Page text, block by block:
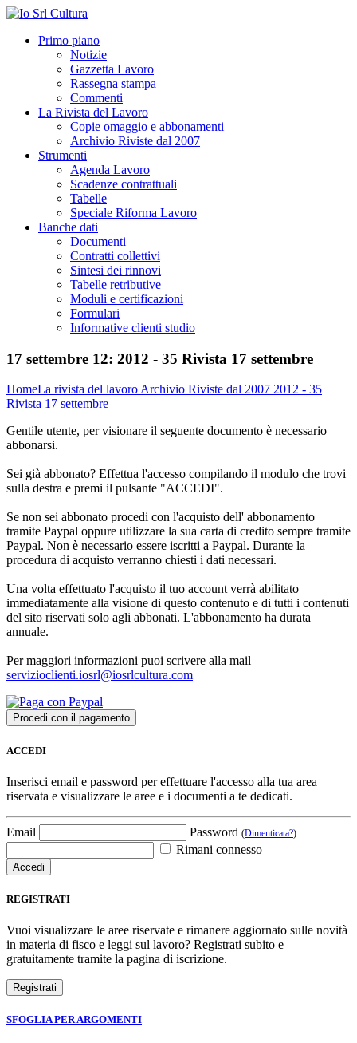
Primo piano
Notizie
Gazzetta Lavoro
Rassegna stampa
Commenti
La Rivista del Lavoro
Copie omaggio e abbonamenti
Archivio Riviste dal 2007
Strumenti
Agenda Lavoro
Scadenze contrattuali
Tabelle
Speciale Riforma Lavoro
Banche dati
Documenti
Contratti collettivi
Sintesi dei rinnovi
Tabelle retributive
Moduli e certificazioni
Formulari
Informative clienti studio
17 settembre 12: 2012 - 35 Rivista 17 settembre
HomeLa rivista del lavoroArchivio Riviste dal 2007 2012 - 35
Rivista 17 settembre
Gentile utente, per visionare il seguente documento è necessario
abbonarsi.
Sei già abbonato? Effettua l'accesso compilando il modulo che trovi
sulla destra e premi il pulsante "ACCEDI".
Se non sei abbonato procedi con l'acquisto dell' abbonamento
tramite Paypal oppure utilizzare la sua carta di credito sempre tramite
Paypal. Non è necessario essere iscritti a Paypal. Durante la
procedura di acquisto verranno chiesti i dati necessari.
Una volta effettuato l'acquisto il tuo account verrà abilitato
immediatamente alla visione di questo contenuto e di tutti i contenuti
del sito riservati solo agli abbonati. L'abbonamento ha durata
annuale.
Per maggiori informazioni puoi scrivere alla mail
servizioclienti.iosrl@iosrlcultura.com
ACCEDI
Inserisci email e password per effettuare l'accesso alla tua area
riservata e visualizzare le aree e i documenti a te dedicati.
Email Password (Dimenticata?)
Rimani connesso
REGISTRATI
Vuoi visualizzare le aree riservate e rimanere aggiornato sulle novità
in materia di fisco e leggi sul lavoro? Registrati subito e
gratuitamente tramite la pagina di iscrizione.
SFOGLIA PER ARGOMENTI